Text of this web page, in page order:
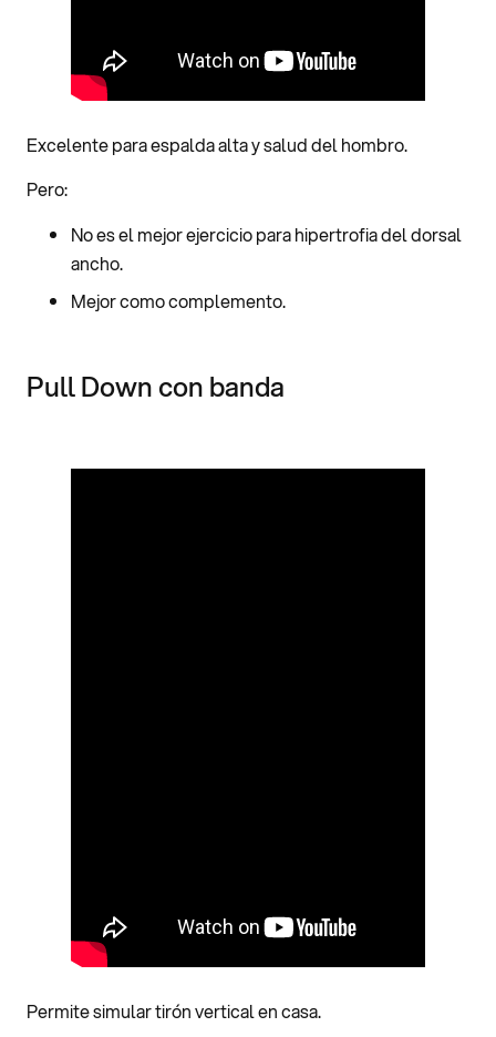
Excelente para espalda alta y salud del hombro.
Pero:
No es el mejor ejercicio para hipertrofia del dorsal
ancho.
Mejor como complemento.
Pull Down con banda
Permite simular tirón vertical en casa.